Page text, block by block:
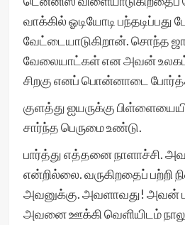
வாக்கில் ஓடியோடி பந்தடிப்பது
வேட்டையாடுகிறான். சொந்த
வேலையாட்கள் என அவன் உலகம்
சிறகு எனப் பொன்னாடை
குளத்து ஐயருக்கு
சார்ந்த பெருமை உண்டு.
பார்த்து எத்தனை நாளாச்சி.
என்றில்லை. வருகிறதைப் பற்றி
அவனுக்கு. அவளாவது! அவன்
அவனை ஊக்கி வெளியிடம்